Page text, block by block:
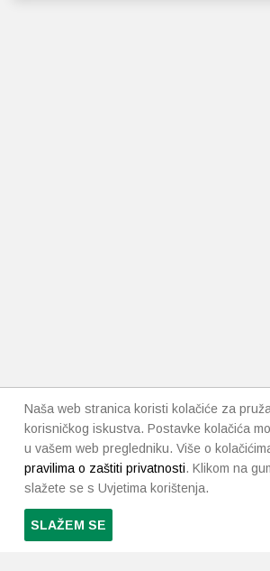
Naša web stranica koristi kolačiće za
korisničkog iskustva. Postavke kolačića
u vašem web pregledniku. Više o
pravilima o zaštiti privatnosti. Klikom na
slažete se s Uvjetima korištenja.
SLAŽEM SE